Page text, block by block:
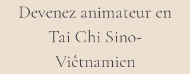
Devenez animateur en
Tai Chi Sino-
Viêtnamien